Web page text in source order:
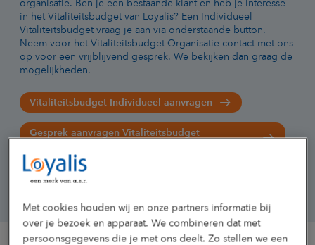
organisatie. Ben je een bestaande klant en heb je interesse
in het Vitaliteitsbudget van Loyalis? Een Individueel
Vitaliteitsbudget vraag je aan via onderstaande button.
Neem voor het Vitaliteitsbudget Organisatie contact met ons
op voor een vrijblijvend gesprek. We bekijken dan graag de
mogelijkheden.
Vitaliteitsbudget Individueel aanvragen
Gesprek aanvragen Vitaliteitsbudget
Organisatie
Met cookies houden wij en onze partners informatie bij
over je bezoek en apparaat. We combineren dat met
persoonsgegevens die je met ons deelt. Zo stellen we een